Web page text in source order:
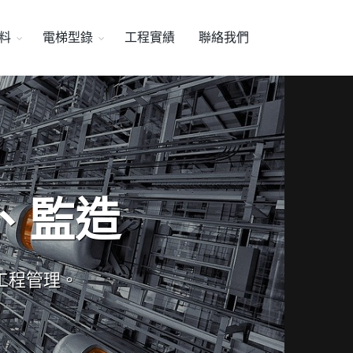
電梯型錄 工程實績 聯絡我們
監造
程管理。